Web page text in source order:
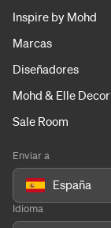
Inspire by Mohd
Marcas
Diseñadores
Mohd & Elle Decor
Sale Room
Enviar a
España
Idioma